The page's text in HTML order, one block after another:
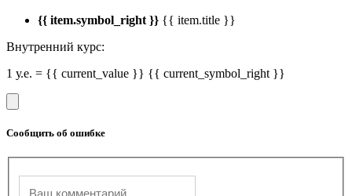
{{ item.symbol_right }} {{ item.title }}
Внутренний курс:
1 у.е. = {{ current_value }} {{ current_symbol_right }}
Сообщить об ошибке